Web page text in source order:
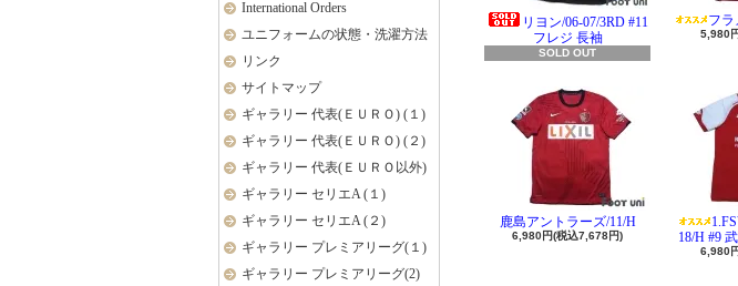
International Orders
ユニフォームの状態・洗濯方法
リンク
サイトマップ
ギャラリー 代表(ＥＵＲＯ) (１)
ギャラリー 代表(ＥＵＲＯ) (２)
ギャラリー 代表(ＥＵＲＯ以外)
ギャラリー セリエA (１)
ギャラリー セリエA (２)
ギャラリー プレミアリーグ(１)
ギャラリー プレミアリーグ(2)
リヨン/06-07/3RD #11
フレジ 長袖
SOLD OUT
フラ
5,980
鹿島アントラーズ/11/H
6,980円(税込7,678円)
18/H #9
6,980